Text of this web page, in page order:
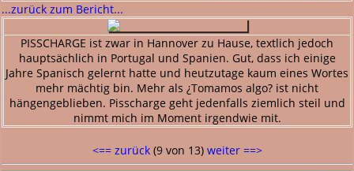
...zurück zum Bericht...
PISSCHARGE ist zwar in Hannover zu Hause, textlich jedoch
hauptsächlich in Portugal und Spanien. Gut, dass ich einige
Jahre Spanisch gelernt hatte und heutzutage kaum eines Wortes
mehr mächtig bin. Mehr als ¿Tomamos algo? ist nicht
hängengeblieben. Pisscharge geht jedenfalls ziemlich steil und
nimmt mich im Moment irgendwie mit.
<== zurück(9 von 13) weiter ==>